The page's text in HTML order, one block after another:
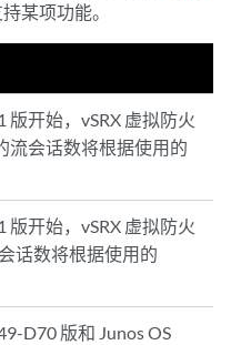
某项功能。
版开始，vSRX 虚拟防火
流会话数将根据使用的
版开始，vSRX 虚拟防火
话数将根据使用的
D70 版和 Junos OS